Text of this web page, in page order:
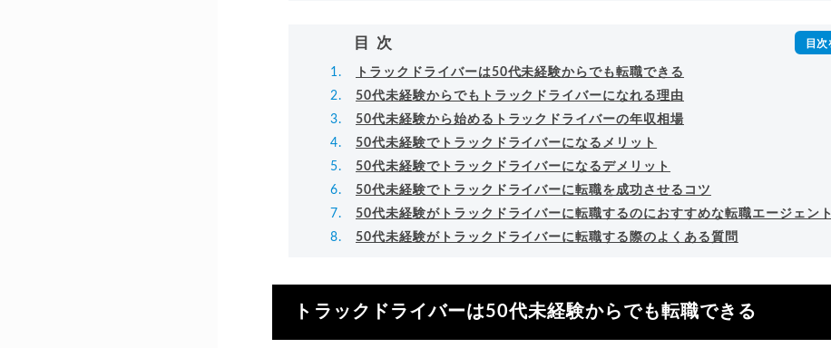
目次
トラックドライバーは50代未経験からでも転職できる
50代未経験からでもトラックドライバーになれる理由
50代未経験から始めるトラックドライバーの年収相場
50代未経験でトラックドライバーになるメリット
50代未経験でトラックドライバーになるデメリット
50代未経験でトラックドライバーに転職を成功させるコツ
50代未経験がトラックドライバーに転職するのにおすすめな転職エージェント
50代未経験がトラックドライバーに転職する際のよくある質問
トラックドライバーは50代未経験からでも転職できる